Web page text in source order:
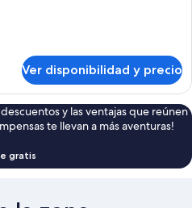
Ver disponibilidad y precio
y las ventajas que reúnen
te llevan a más aventuras!
gratis